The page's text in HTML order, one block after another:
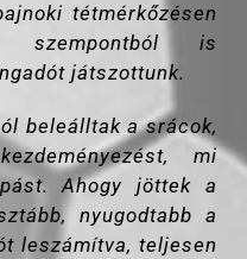
tétmérkőzésen
szempontból is
játszottunk.
beleálltak a srácok,
mi
Ahogy jöttek a
nyugodtabb a
leszámítva, teljesen